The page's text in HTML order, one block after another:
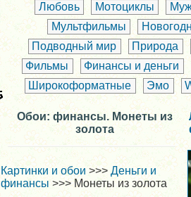
Любовь
Мотоциклы
Мультфильмы
Подводный мир
Природа
Фильмы
Финансы и деньги
Широкоформатные
Эмо
Обои: финансы. Монеты из
золота
Картинки и обои >>> Деньги и
финансы>>> Монеты из золота